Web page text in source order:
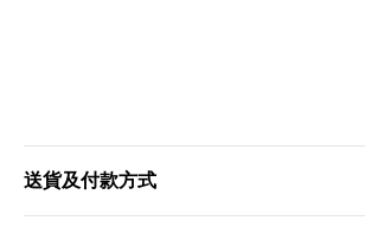
送貨及付款方式